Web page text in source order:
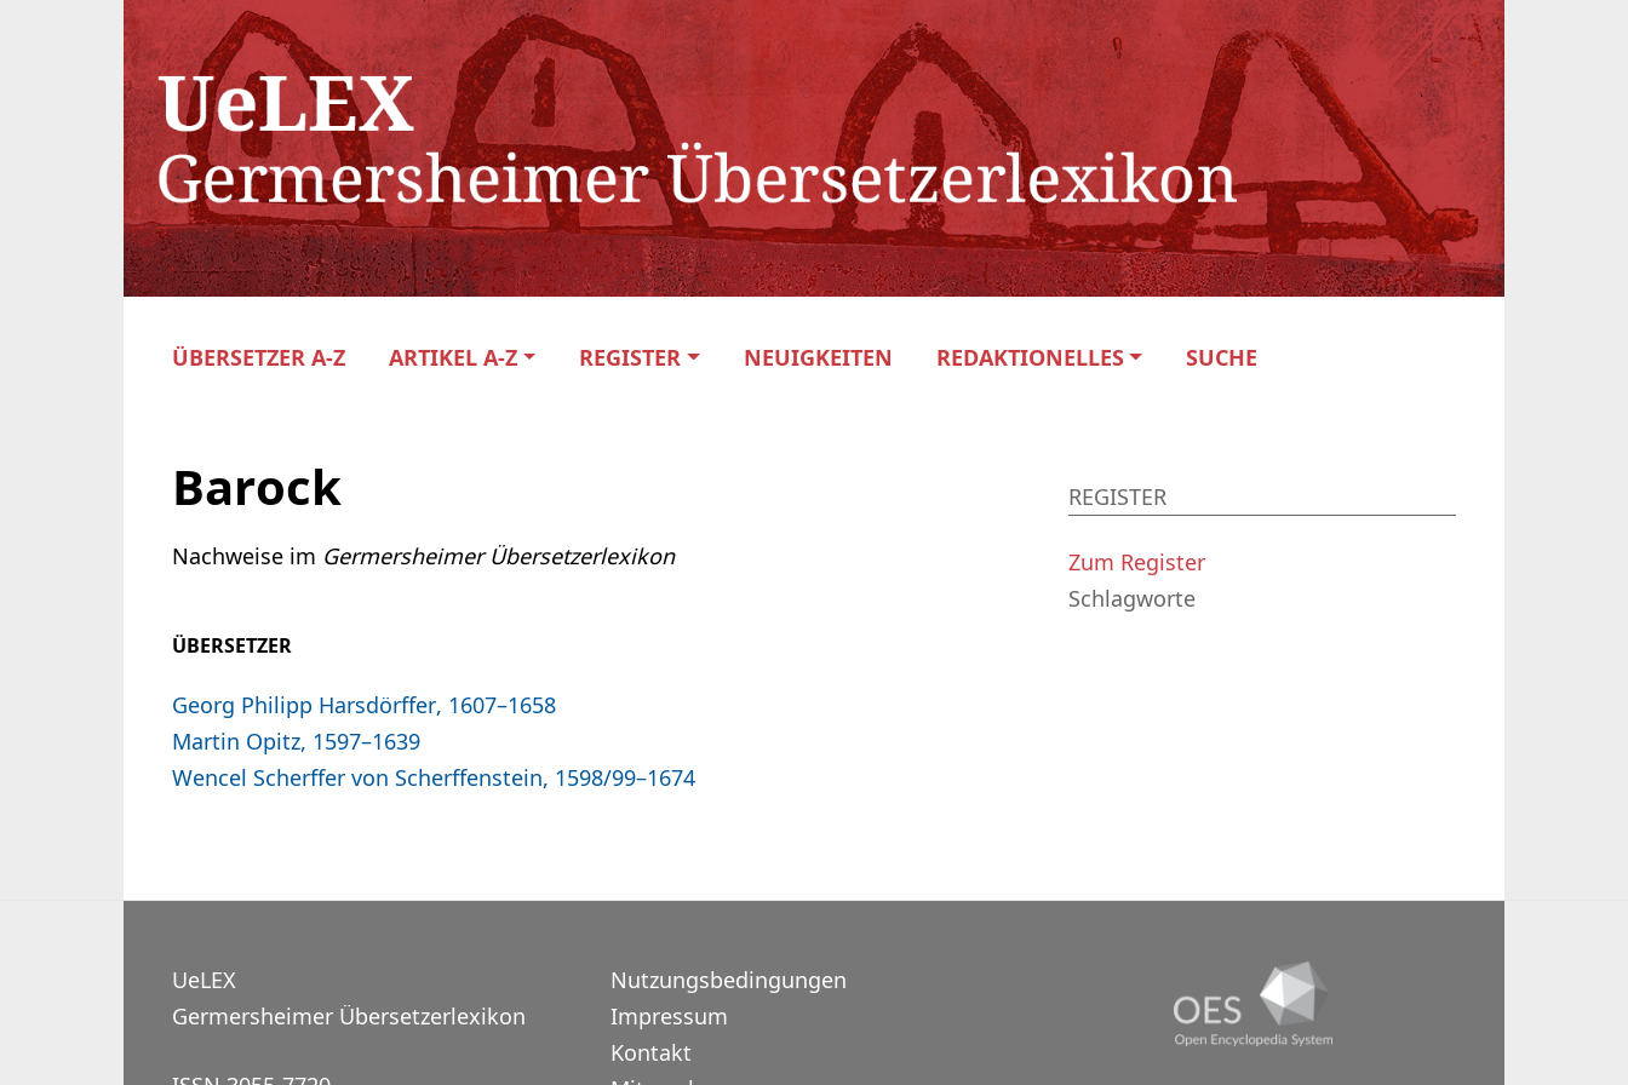
ÜBERSETZER A-Z ARTIKEL A-Z REGISTER NEUIGKEITEN REDAKTIONELLES SUCHE
Barock
Nachweise im Germersheimer Übersetzerlexikon
ÜBERSETZER
Georg Philipp Harsdörffer, 1607–1658
Martin Opitz, 1597–1639
Wencel Scherffer von Scherffenstein, 1598/99–1674
REGISTER
Zum Register
Schlagworte
UeLEX
Germersheimer Übersetzerlexikon
Nutzungsbedingungen
Impressum
Kontakt